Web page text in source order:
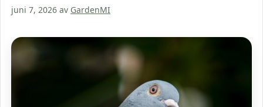
juni 7, 2026 av GardenMI